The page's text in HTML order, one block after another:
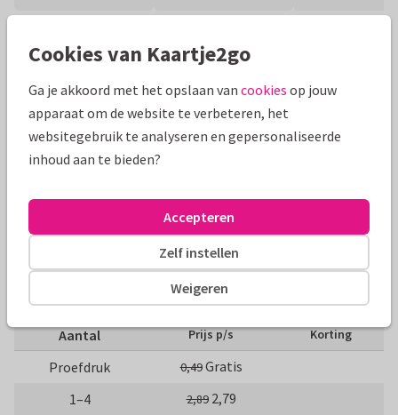
Productinformatie
gewei van rendier. Voeg een foto van jouw hond of kat toe
om de kaart persoonlijk te maken.
Alle kaarten zijn helemaal naar wens aan te passen
Formaten en tarieven
14 x 14 cm
Aantal Prijs p/s Korting
Proefdruk 0,49Gratis
1–4
2,89 2,79
Cookies van Kaartje2go
Ga je akkoord met het opslaan van cookies op jouw
apparaat om de website te verbeteren, het
websitegebruik te analyseren en gepersonaliseerde
inhoud aan te bieden?
Weigeren
Zelf instellen
Accepteren